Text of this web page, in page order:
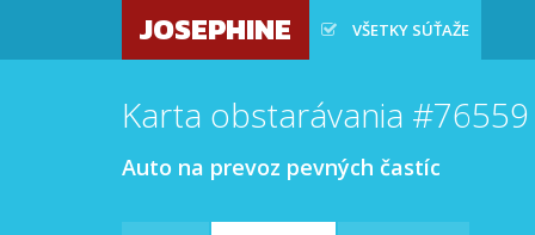
JOSEPHINE VŠETKY SÚŤAŽE
Karta obstarávania #76559
Auto na prevoz pevných častíc